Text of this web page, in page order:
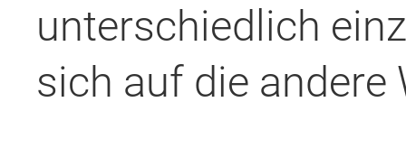
unterschiedlich
sich auf die